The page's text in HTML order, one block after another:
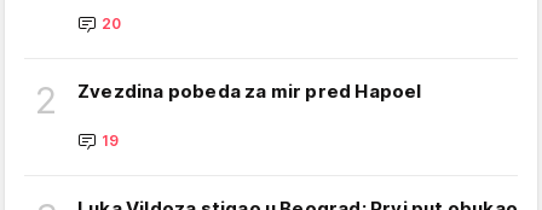
20
2 Zvezdina pobeda za mir pred Hapoel
19